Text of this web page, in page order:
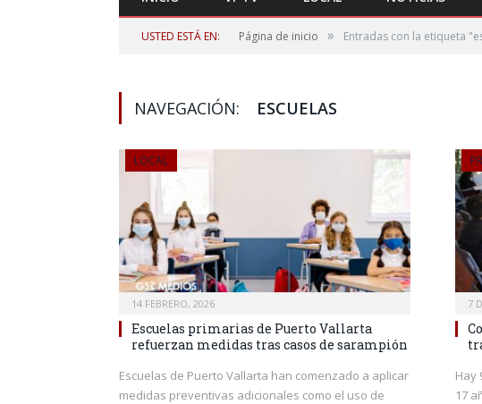
USTED ESTÁ EN: Página de inicio » Entradas con la etiqueta
NAVEGACIÓN: ESCUELAS
LOCAL
14 FEBRERO, 2026
Escuelas primarias de Puerto Vallarta
refuerzan medidas tras casos de sarampión
Escuelas de Puerto Vallarta han comenzado a aplicar
medidas preventivas adicionales como el uso de
7
Hay
17